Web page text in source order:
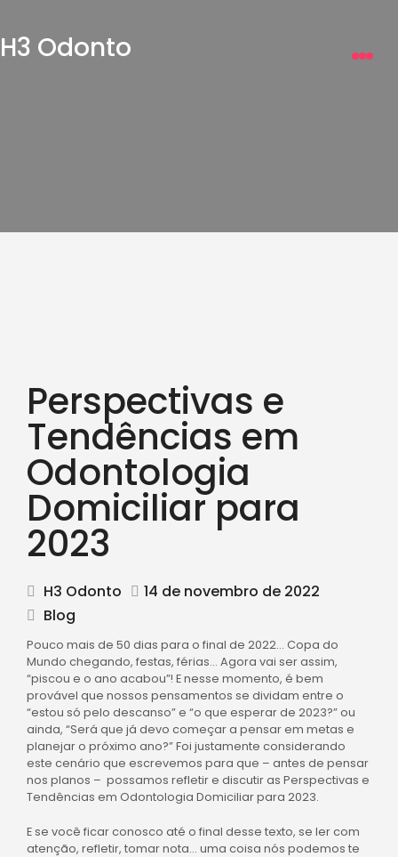
H3 Odonto
Perspectivas e
Tendências em
Odontologia
Domiciliar para
2023
H3 Odonto
14 de novembro de 2022
Blog
Pouco mais de 50 dias para o final de 2022… Copa do
Mundo chegando, festas, férias… Agora vai ser assim,
“piscou e o ano acabou”! E nesse momento, é bem
provável que nossos pensamentos se dividam entre o
“estou só pelo descanso” e “o que esperar de 2023?” ou
ainda, “Será que já devo começar a pensar em metas e
planejar o próximo ano?” Foi justamente considerando
este cenário que escrevemos para que – antes de pensar
nos planos – possamos refletir e discutir as Perspectivas e
Tendências em Odontologia Domiciliar para 2023.
E se você ficar conosco até o final desse texto, se ler com
atenção, refletir, tomar nota… uma coisa nós podemos te